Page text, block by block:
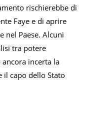
rischierebbe di
Faye e di aprire
nel Paese. Alcuni
tra potere
incerta la
il capo dello Stato